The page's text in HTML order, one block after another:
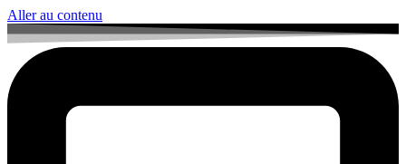
Aller au contenu